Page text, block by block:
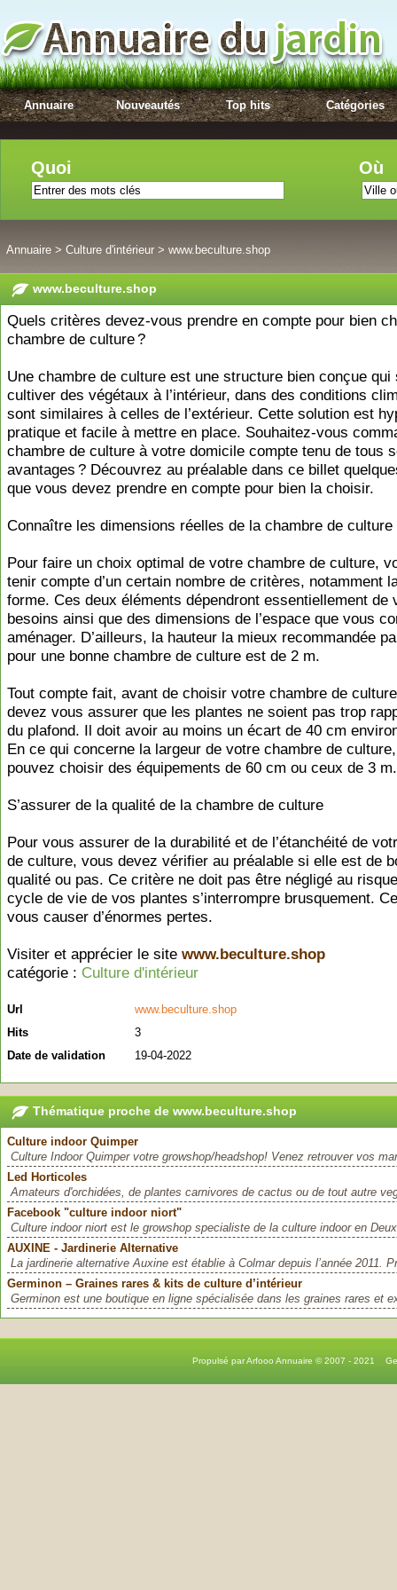
Annuaire Nouveautés Top hits Catégories
Quoi Où
Annuaire > Culture d'intérieur > www.beculture.shop
www.beculture.shop
Quels critères devez-vous prendre en compte pour bien
chambre de culture ?
Une chambre de culture est une structure bien conçue qui
cultiver des végétaux à l’intérieur, dans des conditions
sont similaires à celles de l’extérieur. Cette solution est
pratique et facile à mettre en place. Souhaitez-vous
chambre de culture à votre domicile compte tenu de tous
avantages ? Découvrez au préalable dans ce billet
que vous devez prendre en compte pour bien la choisir.
Connaître les dimensions réelles de la chambre de culture
Pour faire un choix optimal de votre chambre de culture,
tenir compte d’un certain nombre de critères, notamment
forme. Ces deux éléments dépendront essentiellement de
besoins ainsi que des dimensions de l’espace que vous
aménager. D’ailleurs, la hauteur la mieux recommandée
pour une bonne chambre de culture est de 2 m.
Tout compte fait, avant de choisir votre chambre de
devez vous assurer que les plantes ne soient pas trop
du plafond. Il doit avoir au moins un écart de 40 cm
En ce qui concerne la largeur de votre chambre de
pouvez choisir des équipements de 60 cm ou ceux de 3 m.
S’assurer de la qualité de la chambre de culture
Pour vous assurer de la durabilité et de l’étanchéité de
de culture, vous devez vérifier au préalable si elle est de
qualité ou pas. Ce critère ne doit pas être négligé au
cycle de vie de vos plantes s’interrompre brusquement.
vous causer d’énormes pertes.
Visiter et apprécier le site www.beculture.shop
catégorie : Culture d'intérieur
Url
www.beculture.shop
Hits
3
Date de validation
19-04-2022
Thématique proche de www.beculture.shop
Culture indoor Quimper
Culture Indoor Quimper votre growshop/headshop! Venez retrouver vos
Led Horticoles
Amateurs d'orchidées, de plantes carnivores de cactus ou de tout autre
Facebook "culture indoor niort"
Culture indoor niort est le growshop specialiste de la culture indoor en
AUXINE - Jardinerie Alternative
La jardinerie alternative Auxine est établie à Colmar depuis l’année 2011.
Germinon – Graines rares & kits de culture d’intérieur
Germinon est une boutique en ligne spécialisée dans les graines rares et
Propulsé par Arfooo Annuaire © 2007 - 2021